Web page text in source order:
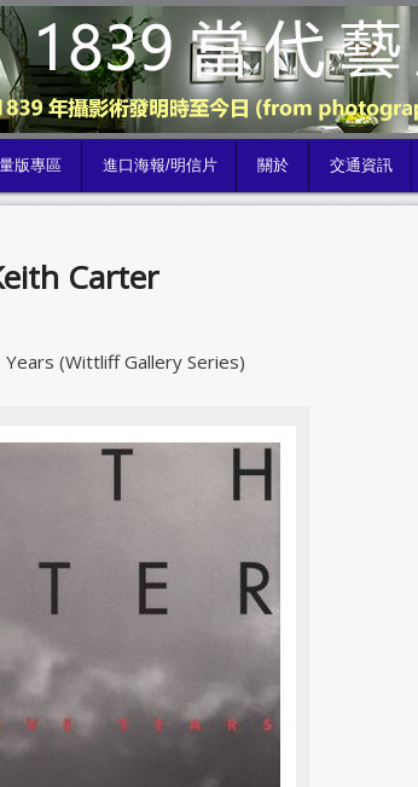
版專區 進口海報/明信片 關於 交通資訊
Carter
(Wittliff Gallery Series)